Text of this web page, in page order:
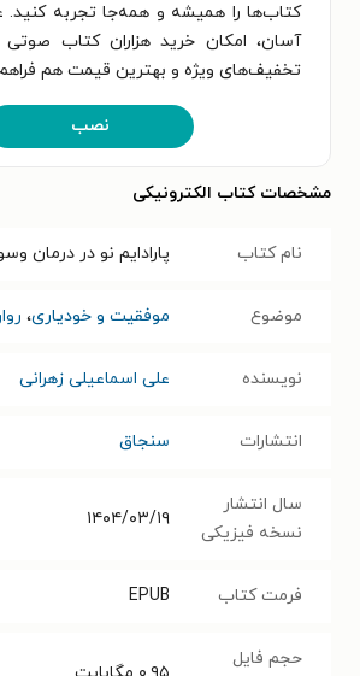
کتاب‌ها را همیشه و همه‌جا تجربه کنید.
آسان، امکان خرید هزاران کتاب صوتی
تخفیف‌های ویژه و بهترین قیمت هم
نصب
مشخصات کتاب الکترونیکی
نام کتاب پارادایم نو در درمان
موضوع موفقیت و خودیاری،
نویسنده علی اسماعیلی زهرانی
انتشارات سنجاق
سال انتشار
نسخه فیزیکی
۱۴۰۴/۰۳/۱۹
فرمت کتاب EPUB
حجم فایل